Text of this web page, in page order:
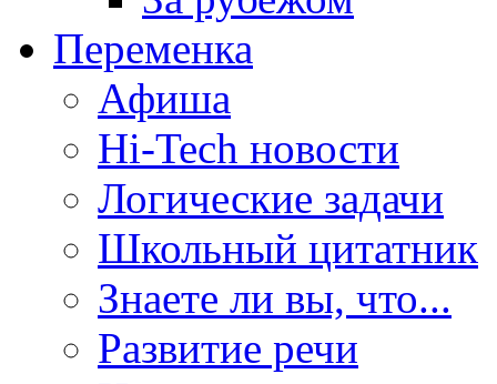
Переменка
Афиша
Hi-Tech новости
Логические задачи
Школьный цитатник
Знаете ли вы, что...
Развитие речи